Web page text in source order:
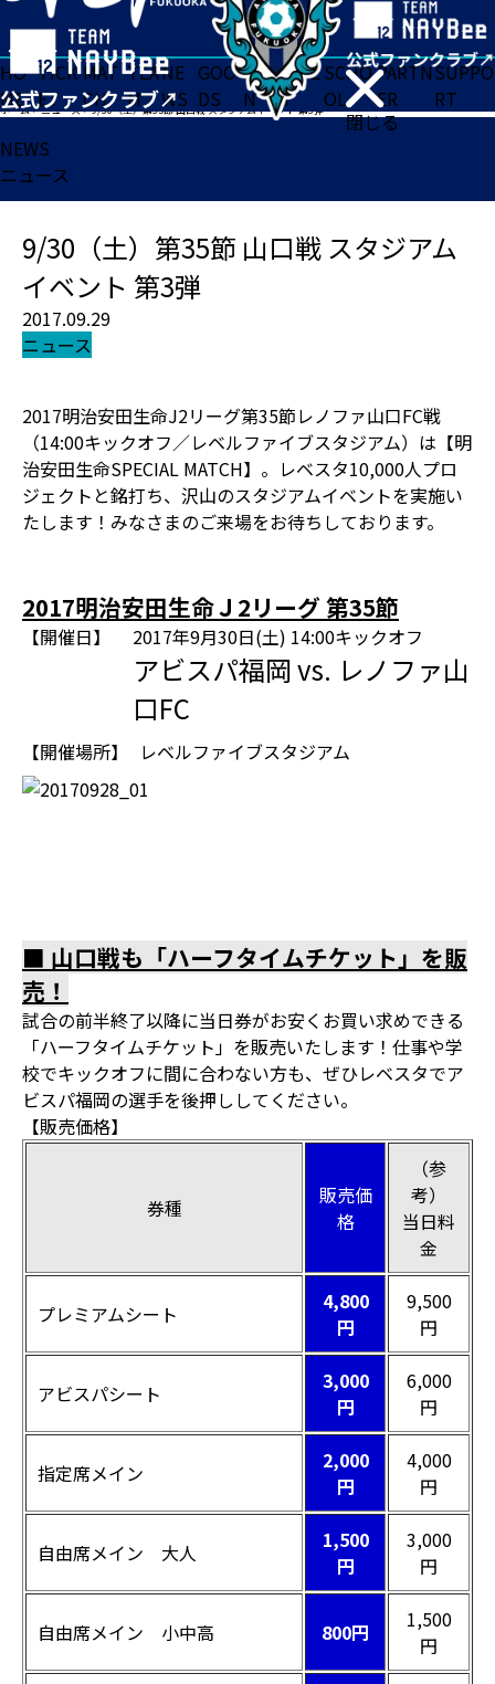
閉じる
HO
ME
TICK
ET
MAT
CH
TEA
M
NE
WS
GOO
DS
FA
N
ACADE
MY
SCHO
OL
PARTN
ER
SUPPO
RT
ホーム>ニュース>9/30（土）第35節 山口戦 スタジアムイベント 第3弾
NEWS
ニュース
9/30（土）第35節 山口戦 スタジアム
イベント 第3弾
2017.09.29
ニュース
2017明治安田生命J2リーグ第35節レノファ山口FC戦
（14:00キックオフ／レベルファイブスタジアム）は【明
治安田生命SPECIAL MATCH】。レベスタ10,000人プロ
ジェクトと銘打ち、沢山のスタジアムイベントを実施い
たします！みなさまのご来場をお待ちしております。
2017明治安田生命Ｊ2リーグ 第35節
【開催日】 2017年9月30日(土) 14:00キックオフ
アビスパ福岡 vs. レノファ山
口FC
【開催場所】 レベルファイブスタジアム
■ 山口戦も「ハーフタイムチケット」を販
売！
試合の前半終了以降に当日券がお安くお買い求めできる
「ハーフタイムチケット」を販売いたします！仕事や学
校でキックオフに間に合わない方も、ぜひレベスタでア
ビスパ福岡の選手を後押ししてください。
【販売価格】
券種
販売価
格
（参
考）
当日料
金
プレミアムシート
4,800
円
9,500
円
アビスパシート
3,000
円
6,000
円
指定席メイン
2,000
円
4,000
円
自由席メイン 大人
1,500
円
3,000
円
自由席メイン 小中高 800円
1,500
円